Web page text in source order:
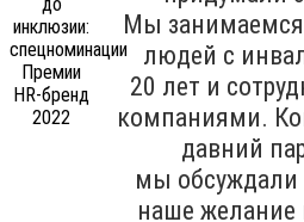
Мы занимаемся
людей с
20 лет и
компаниями.
давний
мы обсуждали
наше желание